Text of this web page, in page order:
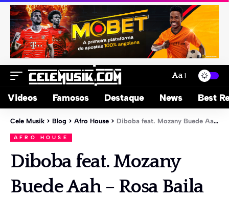
Aa
Videos Famosos Destaque News Best
Cele Musik > Blog > Afro House > Diboba feat. Mozany Buede Aah – Rosa Baila (Download)
AFRO HOUSE
Diboba feat. Mozany
Buede Aah – Rosa Baila